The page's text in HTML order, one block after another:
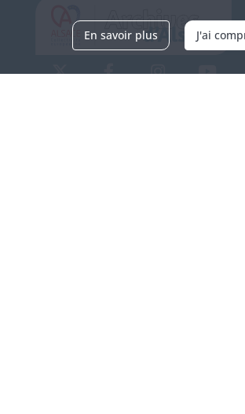
En savoir plus J'ai